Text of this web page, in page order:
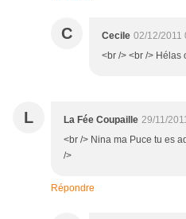
C Cecile 02/12/2011
<br /> <br /> Hélas
L La Fée Coupaille 29/11/
<br /> Nina ma Puce tu es
/>
Répondre